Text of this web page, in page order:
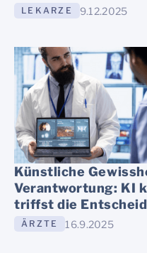
LEKARZE 9.12.2025
Künstliche
Verantwortung: KI
triffst die
ÄRZTE 16.9.2025